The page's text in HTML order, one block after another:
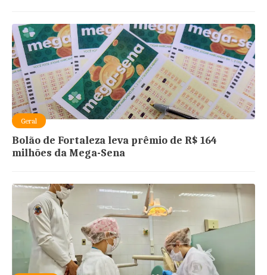
Geral
Bolão de Fortaleza leva prêmio de R$ 164
milhões da Mega-Sena